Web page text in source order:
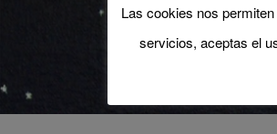
Las cookies nos
servicios, aceptas el